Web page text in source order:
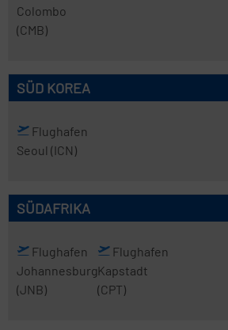
Colombo
(CMB)
SÜD KOREA
Flughafen
Seoul (ICN)
SÜDAFRIKA
Flughafen
Johannesburg
(JNB)
Flughafen
Kapstadt
(CPT)